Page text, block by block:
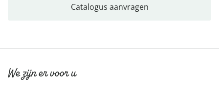
Catalogus aanvragen
We zijn er voor u